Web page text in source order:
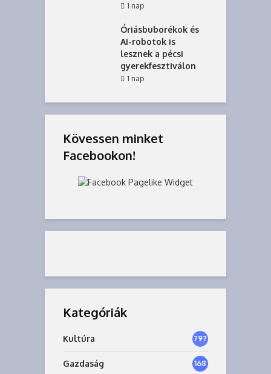
1 nap
Óriásbuborékok és
AI-robotok is
lesznek a pécsi
gyerekfesztiválon
1 nap
Kövessen minket
Facebookon!
Kategóriák
Kultúra 797
Gazdaság
168